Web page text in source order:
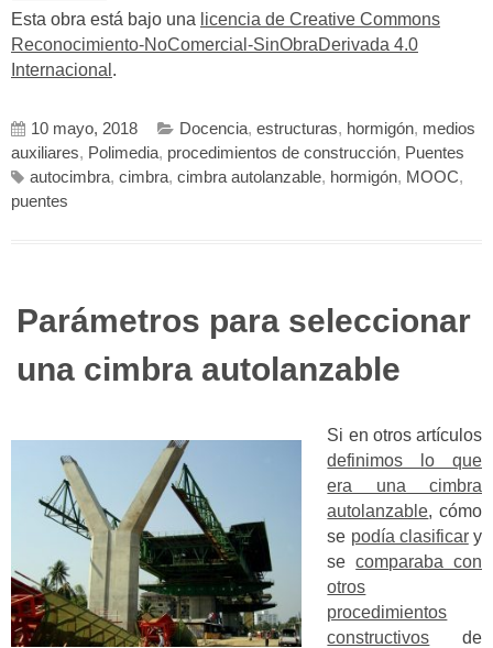
Esta obra está bajo una licencia de Creative Commons
Reconocimiento-NoComercial-SinObraDerivada 4.0
Internacional .
10 mayo, 2018 Docencia, estructuras, hormigón, medios
auxiliares, Polimedia, procedimientos de construcción, Puentes
autocimbra, cimbra, cimbra autolanzable, hormigón, MOOC,
puentes
Parámetros para seleccionar
una cimbra autolanzable
Si en otros artículos
definimos lo que
era una cimbra
autolanzable, cómo
se podía clasificary
secomparaba con
otros
procedimientos
constructivos de